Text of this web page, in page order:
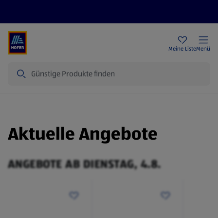
Meine ListeMenü
Aktuelle Angebote
ANGEBOTE AB DIENSTAG, 4.8.